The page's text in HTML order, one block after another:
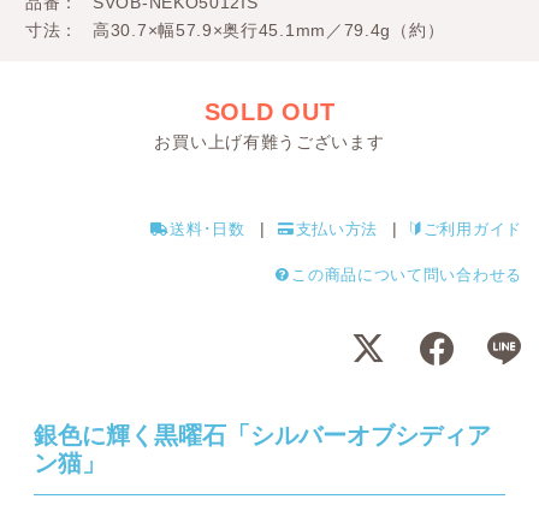
寸法
高30.7×幅57.9×奥行45.1mm／79.4g（約）
SOLD OUT
お買い上げ有難うございます
送料･日数 支払い方法 ご利用ガイド
この商品について問い合わせる
銀色に輝く黒曜石「シルバーオブシディア
ン猫」